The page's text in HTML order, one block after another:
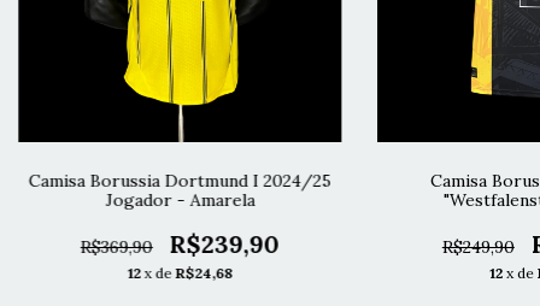
Camisa Borussia Dortmund I 2024/25
Jogador - Amarela
R$369,90 R$239,90
12 x deR$24,68
Camisa
R$249,90
12 x de